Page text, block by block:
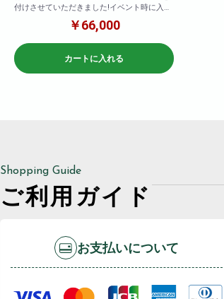
付けさせていただきました!イベント時に入り
口に飾るとインパクト抜群!!
￥66,000
カートに入れる
Shopping Guide
ご利用ガイド
お支払いについて